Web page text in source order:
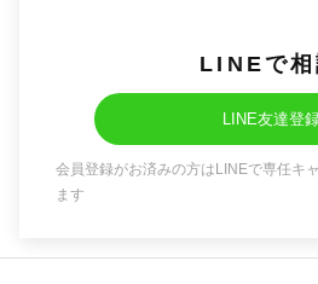
LINEで相
LINE友達登
会員登録がお済みの方はLINEで専任キ
ます